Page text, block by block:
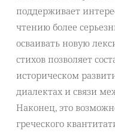
поддерживает
чтению более
осваивать новую
стихов позволяет
историческом
диалектах и связи
Наконец, это
греческого